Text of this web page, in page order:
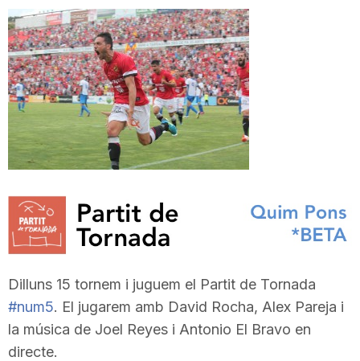
u
t
a
t
d
e
T
Dilluns 15 tornem i juguem el Partit de Tornada
‪#‎num5‬. El jugarem amb David Rocha, Alex Pareja i
la música de Joel Reyes i Antonio El Bravo en
directe.